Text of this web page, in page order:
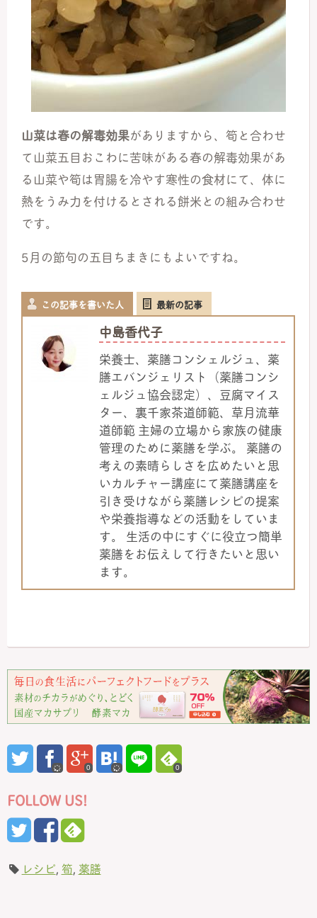
山菜は春の解毒効果がありますから、筍と合わせ
て山菜五目おこわに苦味がある春の解毒効果があ
る山菜や筍は胃腸を冷やす寒性の食材にて、体に
熱をうみ力を付けるとされる餅米との組み合わせ
です。
5月の節句の五目ちまきにもよいですね。
この記事を書いた人 最新の記事
中島香代子
栄養士、薬膳コンシェルジュ、薬
膳エバンジェリスト（薬膳コンシ
ェルジュ協会認定）、豆腐マイス
ター、裏千家茶道師範、草月流華
道師範 主婦の立場から家族の健康
管理のために薬膳を学ぶ。 薬膳の
考えの素晴らしさを広めたいと思
いカルチャー講座にて薬膳講座を
引き受けながら薬膳レシピの提案
や栄養指導などの活動をしていま
す。 生活の中にすぐに役立つ簡単
薬膳をお伝えして行きたいと思い
ます。
0 0
FOLLOW US!
レシピ, 筍, 薬膳